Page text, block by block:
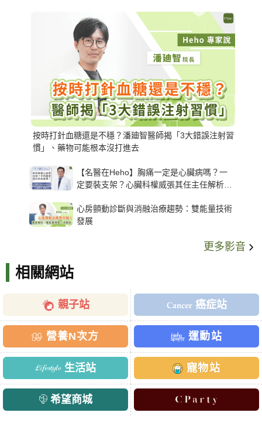
按時打針血糖還是不穩？潘廸智醫師揭「3大錯誤注射習
慣」、藥物可能根本沒打進去
【名醫在Heho】胸痛一定是心臟病嗎？一
定要裝支架？心臟科權威張其任主任解析支
心房顫動診斷與消融治療趨勢：雙能量技術
發展
更多影音
相關網站
親子站 癌症站
營養N次方 運動站
生活站 寵物站
希望商城